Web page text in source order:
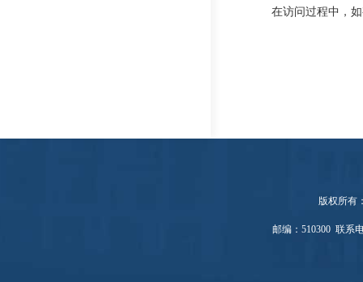
在访问过程中，
版权所有
邮编：510300 联系